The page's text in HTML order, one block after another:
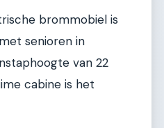
brommobiel is
senioren in
van 22
cabine is het